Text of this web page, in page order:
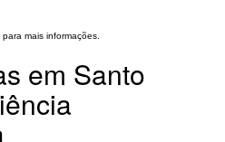
mais informações.
em Santo